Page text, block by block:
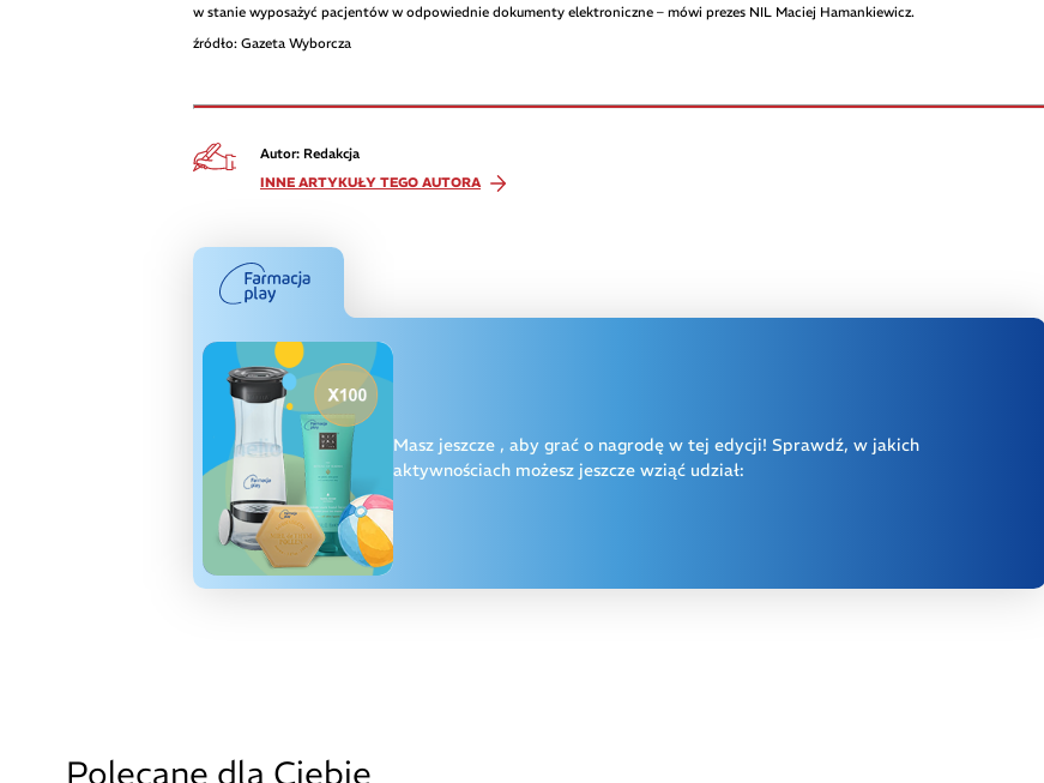
w stanie wyposażyć pacjentów w odpowiednie dokumenty elektroniczne – mówi prezes NIL Maciej Hamankiewicz.
źródło: Gazeta Wyborcza
Autor: Redakcja
INNE ARTYKUŁY TEGO AUTORA
Masz jeszcze , aby grać o nagrodę w tej edycji! Sprawdź, w jakich
aktywnościach możesz jeszcze wziąć udział:
Polecane dla Ciebie